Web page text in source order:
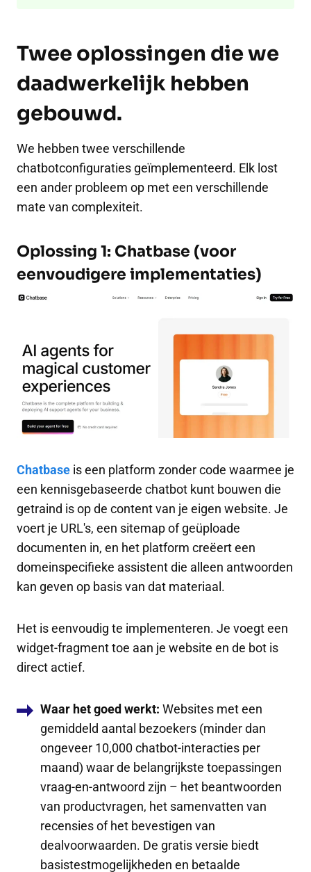
Twee oplossingen die we
daadwerkelijk hebben
gebouwd.
We hebben twee verschillende
chatbotconfiguraties geïmplementeerd. Elk lost
een ander probleem op met een verschillende
mate van complexiteit.
Oplossing 1: Chatbase (voor
eenvoudigere implementaties)
Chatbase is een platform zonder code waarmee je
een kennisgebaseerde chatbot kunt bouwen die
getraind is op de content van je eigen website. Je
voert je URL's, een sitemap of geüploade
documenten in, en het platform creëert een
domeinspecifieke assistent die alleen antwoorden
kan geven op basis van dat materiaal.
Het is eenvoudig te implementeren. Je voegt een
widget-fragment toe aan je website en de bot is
direct actief.
Waar het goed werkt: Websites met een
gemiddeld aantal bezoekers (minder dan
ongeveer 10,000 chatbot-interacties per
maand) waar de belangrijkste toepassingen
vraag-en-antwoord zijn – het beantwoorden
van productvragen, het samenvatten van
recensies of het bevestigen van
dealvoorwaarden. De gratis versie biedt
basistestmogelijkheden en betaalde